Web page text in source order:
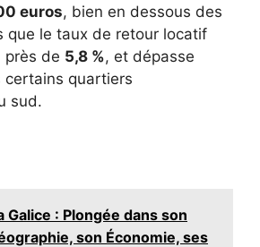
euros, bien en dessous des
que le taux de retour locatif
près de 5,8 %, et dépasse
certains quartiers
sud.
Galice : Plongée dans son
son Économie, ses